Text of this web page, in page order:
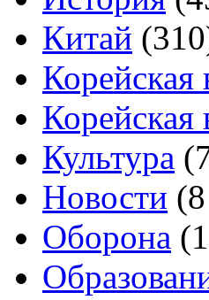
Китай
Корейская
Корейская
Культура
Новости
Оборона